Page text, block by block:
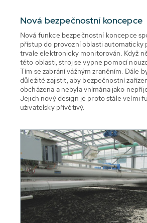
Nová bezpečnostní koncepce
Nová funkce bezpečnostní koncepce
přístup do provozní oblasti automaticky
trvale elektronicky monitorován. Když
této oblasti, stroj se vypne pomocí
Tím se zabrání vážným zraněním. Dále
důležité zajistit, aby bezpečnostní
obcházena a nebyla vnímána jako
Jejich nový design je proto stále velmi
uživatelsky přívětivý.